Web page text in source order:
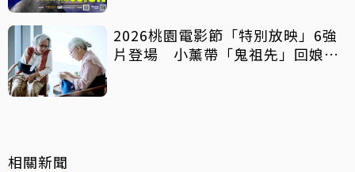
2026桃園電影節「特別放映」6強
片登場 小薰帶「鬼祖先」回娘
相關新聞